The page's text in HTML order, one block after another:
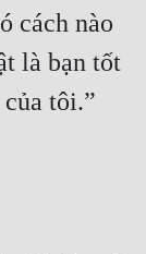
cách nào
là bạn tốt
tôi.”